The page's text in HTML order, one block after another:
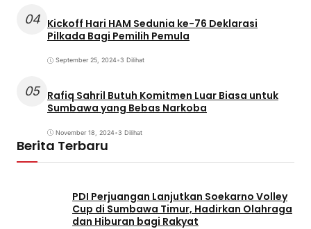
04 Kickoff Hari HAM Sedunia ke-76 Deklarasi
Pilkada Bagi Pemilih Pemula
September 25, 2024•3 Dilihat
05 Rafiq Sahril Butuh Komitmen Luar Biasa untuk
Sumbawa yang Bebas Narkoba
November 18, 2024•3 Dilihat
Berita Terbaru
PDI Perjuangan Lanjutkan Soekarno Volley
Cup di Sumbawa Timur, Hadirkan Olahraga
dan Hiburan bagi Rakyat